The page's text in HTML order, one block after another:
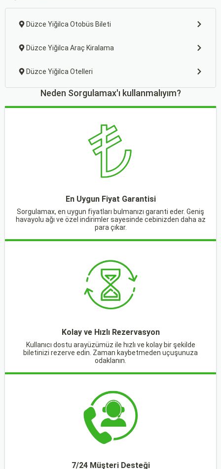
Düzce Yiğilca Otobüs Bileti
Düzce Yiğilca Araç Kiralama
Düzce Yiğilca Otelleri
Neden Sorgulamax'ı kullanmalıyım?
En Uygun Fiyat Garantisi
Sorgulamax, en uygun fiyatları bulmanızı garanti eder. Geniş
havayolu ağı ve özel indirimler sayesinde cebinizden daha az
para çıkar.
Kolay ve Hızlı Rezervasyon
Kullanıcı dostu arayüzümüz ile hızlı ve kolay bir şekilde
biletinizi rezerve edin. Zaman kaybetmeden uçuşunuza
odaklanın.
7/24 Müşteri Desteği